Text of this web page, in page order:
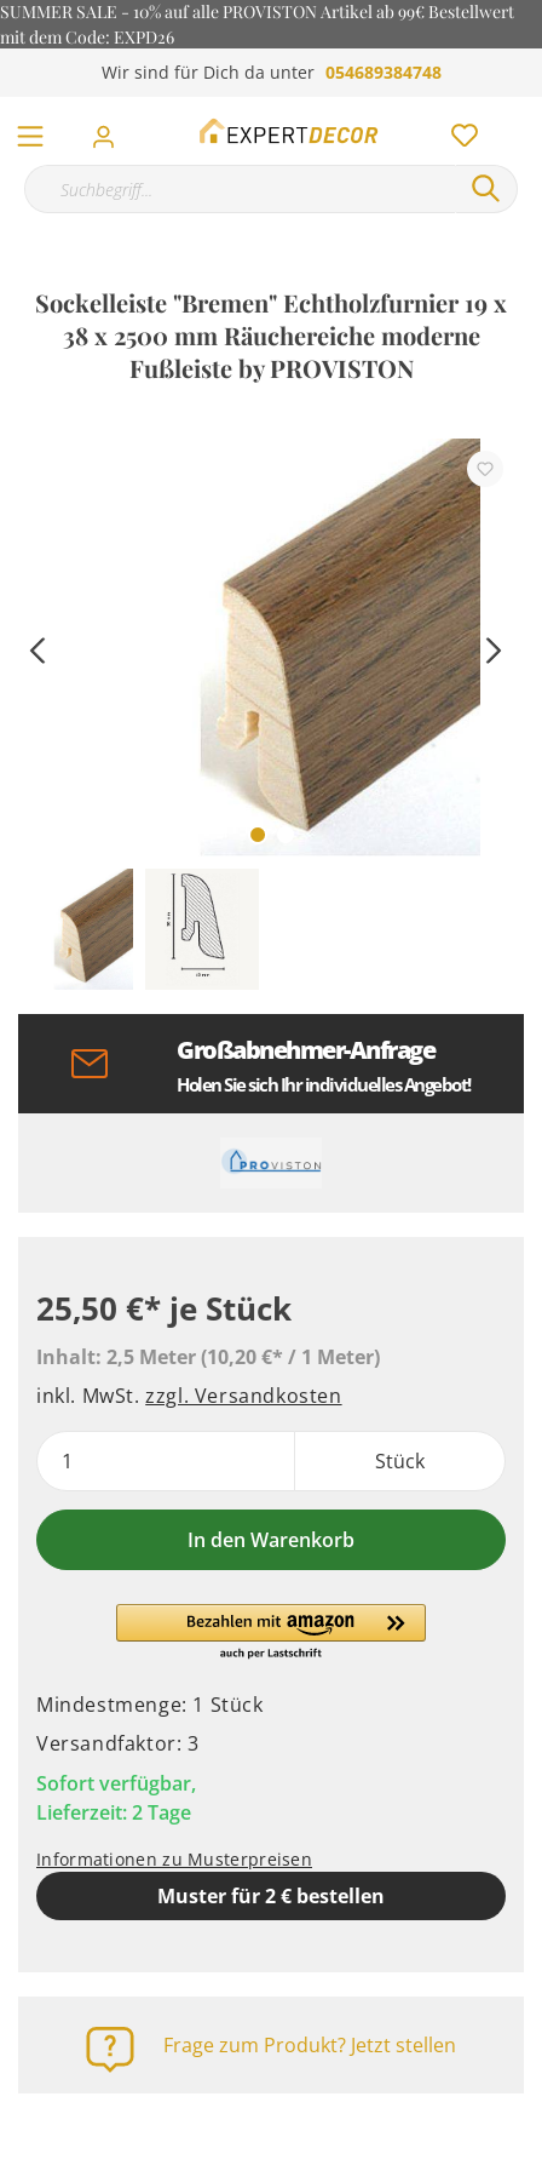
SUMMER SALE - 10% auf alle PROVISTON Artikel ab 99€ Bestellwert
mit dem Code: EXPD26
Wir sind für Dich da unter 054689384748
Sockelleiste "Bremen" Echtholzfurnier 19 x
38 x 2500 mm Räuchereiche moderne
Fußleiste by PROVISTON
Großabnehmer-Anfrage
Holen Sie sich Ihr individuelles Angebot!
25,50 €* je Stück
Inhalt: 2,5 Meter(10,20 €* / 1 Meter)
inkl. MwSt.zzgl. Versandkosten
Stück
In den Warenkorb
Mindestmenge: 1 Stück
Versandfaktor: 3
Sofort verfügbar,
Lieferzeit: 2 Tage
Informationen zu Musterpreisen
Muster für 2 € bestellen
Frage zum Produkt? Jetzt stellen